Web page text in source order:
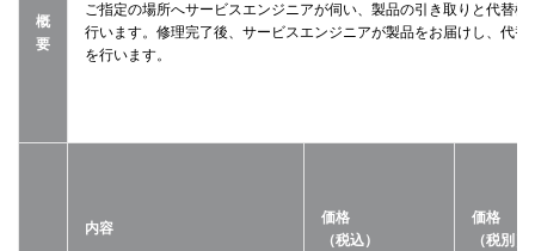
概
要
ご指定の場所へサービスエンジニアが伺い、製品の引き取りと代替機
行います。修理完了後、サービスエンジニアが製品をお届けし、代替
を行います。
内容
価格
（税込）
価格
（税別）